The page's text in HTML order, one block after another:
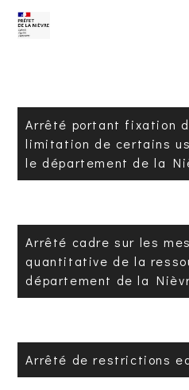
Arrêté portant fixation
limitation de certains
le département de la
Arrêté cadre sur les
quantitative de la
département de la
Arrêté de restrictions